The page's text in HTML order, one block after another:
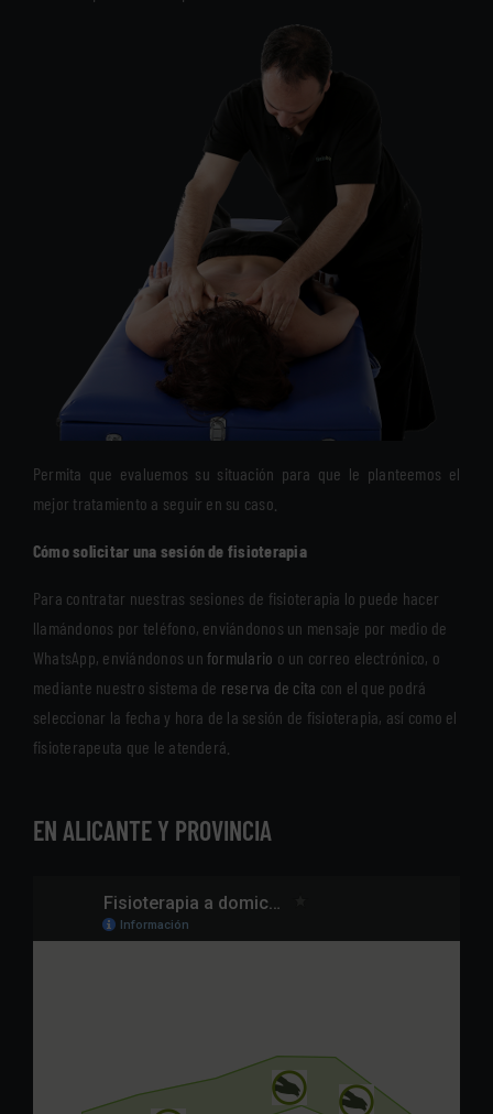
Permita que evaluemos su situación para que le planteemos el
mejor tratamiento a seguir en su caso.
Cómo solicitar una sesión de fisioterapia
Para contratar nuestras sesiones de fisioterapia lo puede hacer
llamándonos por teléfono, enviándonos un mensaje por medio de
WhatsApp, enviándonos un formulario o un correo electrónico, o
mediante nuestro sistema de reserva de cita con el que podrá
seleccionar la fecha y hora de la sesión de fisioterapia, así como el
fisioterapeuta que le atenderá.
EN ALICANTE Y PROVINCIA